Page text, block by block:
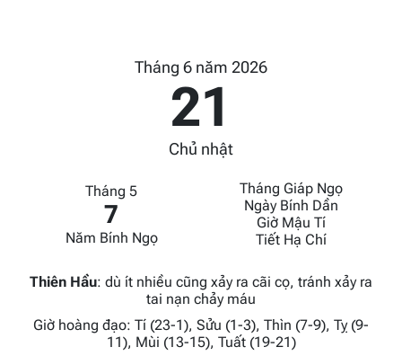
Tháng 6 năm 2026
21
Chủ nhật
Tháng 5
7
Năm Bính Ngọ
Tháng Giáp Ngọ
Ngày Bính Dần
Giờ Mậu Tí
Tiết Hạ Chí
Thiên Hầu: dù ít nhiều cũng xảy ra cãi cọ, tránh xảy ra
tai nạn chảy máu
Giờ hoàng đạo: Tí (23-1), Sửu (1-3), Thìn (7-9), Tỵ (9-
11), Mùi (13-15), Tuất (19-21)